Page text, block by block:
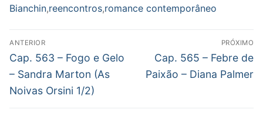
Bianchin,reencontros,romance contemporâneo
Navegação
de
Post
ANTERIOR
Post
anterior:
Cap. 563 – Fogo e Gelo
– Sandra Marton (As
Noivas Orsini 1/2)
PRÓXIMO
Próximo
post:
Cap. 565 – Febre de
Paixão – Diana Palmer